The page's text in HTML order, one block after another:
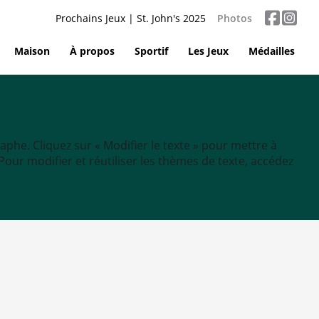
Prochains Jeux | St. John's 2025 Photos
Maison À propos Sportif Les Jeux Médailles
Cliquez sur « Modifier le texte » pour mettre à
modifier et réutiliser les thèmes de texte, accédez